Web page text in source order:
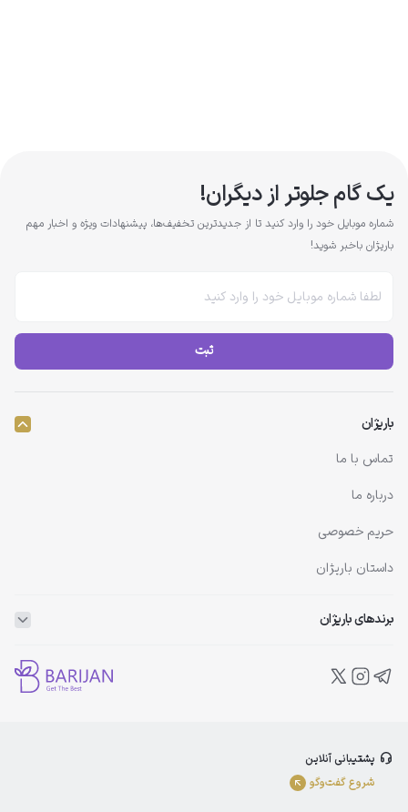
یک گام جلوتر از دیگران!
شماره موبایل خود را وارد کنید تا از جدیدترین تخفیف‌ها، پیشنهادات ویژه و اخبار مهم
باریژان باخبر شوید!
ثبت
باریژان
تماس با ما
درباره ما
حریم خصوصی
داستان باریژان
برندهای باریژان
ویتالیر
الویناپشتیبانی آنلاین
شروع گفت‌و‌گو